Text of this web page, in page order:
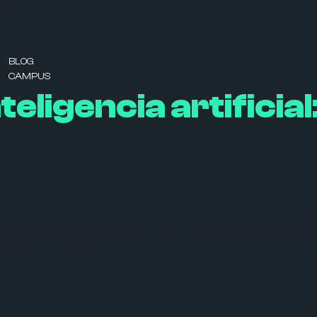
CAMPUS
BLOG